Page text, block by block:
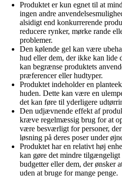
Produktet er kun egnet til at
ingen andre
alsidigt end konkurrerende
reducere rynker, mørke rande
problemer.
Den kølende gel kan være
hud eller dem, der ikke kan lide
kan begrænse produktets
præferencer eller hudtyper.
Produktet indeholder en
huden. Dette kan være en
det kan føre til yderligere
Den udjævnende effekt af
kræve regelmæssig brug for at
være besværligt for personer,
løsning på deres poser under
Produktet har en relativt høj
kan gøre det mindre tilgængeligt
budgetter eller dem, der ønsker
uden at bruge for mange penge.